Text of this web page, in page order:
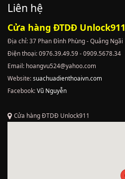
Liên hệ
Cửa hàng ĐTDĐ Unlock911
Địa chỉ: 37 Phan Đình Phùng - Quảng Ngãi
Điện thoại: 0976.39.49.59 - 0909.5678.34
Email: hoangvu524@yahoo.com
Website:suachuadienthoaivn.com
Facebook:Vũ Nguyễn
Cửa hàng ĐTDĐ Unlock911